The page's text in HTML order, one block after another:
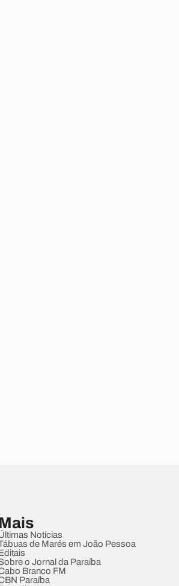
Mais
Notícias
de Marés em João Pessoa
o Jornal da Paraíba
Branco FM
Paraíba